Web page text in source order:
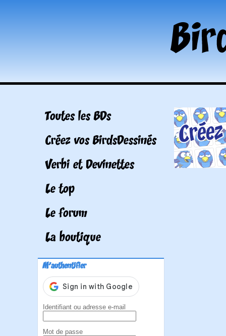
Toutes les BDs
Créez vos BirdsDessinés
Verbi et Devinettes
Le top
Le forum
La boutique
M'authentifier
Identifiant ou adresse e-mail
Mot de passe